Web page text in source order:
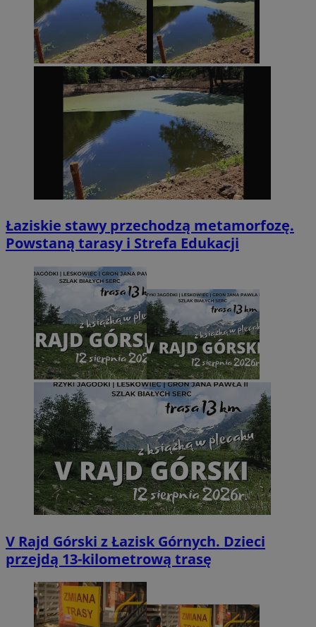
Łaziskie stawy przechodzą metamorfozę.
Powstaną tarasy i Strefa Edukacji
V Rajd Górski z Łazisk Górnych. Dzieci
przejdą 13-kilometrową trasę